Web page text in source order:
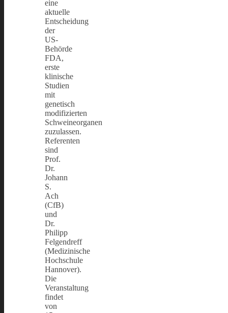
eine
aktuelle
Entscheidung
der
US-
Behörde
FDA,
erste
klinische
Studien
mit
genetisch
modifizierten
Schweineorganen
zuzulassen.
Referenten
sind
Prof.
Dr.
Johann
S.
Ach
(CfB)
und
Dr.
Philipp
Felgendreff
(Medizinische
Hochschule
Hannover).
Die
Veranstaltung
findet
von